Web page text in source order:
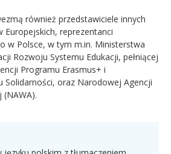
również przedstawiciele innych
Europejskich, reprezentanci
w Polsce, w tym m.in. Ministerstwa
Rozwoju Systemu Edukacji, pełniącej
Programu Erasmus+ i
Solidarności, oraz Narodowej Agencji
(NAWA).